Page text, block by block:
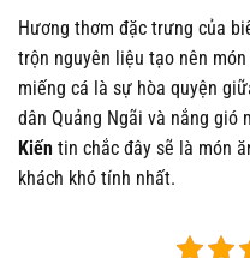
Hương thơm đặc trưng của
trộn nguyên liệu tạo nên món
miếng cá là sự hòa quyện
dân Quảng Ngãi và nắng gió
Kiến tin chắc đây sẽ là món
khách khó tính nhất.